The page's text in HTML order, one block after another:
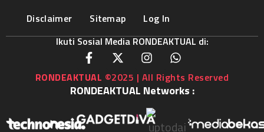
Disclaimer
Sitemap
Log In
Ikuti Sosial Media RONDEAKTUAL di:
RONDEAKTUAL ©2025 | All Rights Reserved
RONDEAKTUAL Networks :